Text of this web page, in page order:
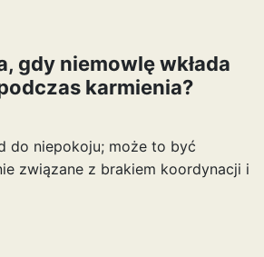
gdy niemowlę wkłada
karmienia?
do niepokoju; może to być
związane z brakiem koordynacji i